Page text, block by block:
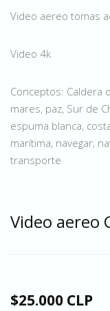
Video aereo tomas
Video 4k
Conceptos: Caldera
mares, paz, Sur de
espuma blanca,
marítima, navegar,
transporte
Video aereo
$25.000 CLP